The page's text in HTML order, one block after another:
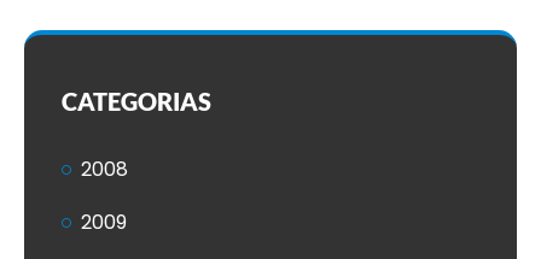
CATEGORIAS
2008
2009